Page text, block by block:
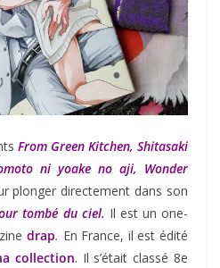
From Green Kitchen, Shitasaki
ni yoake no aji, Wonder
plonger directement dans son
tombé du ciel. Il est un one-
drap. En France, il est édité
collection. Il s’était classé 8e